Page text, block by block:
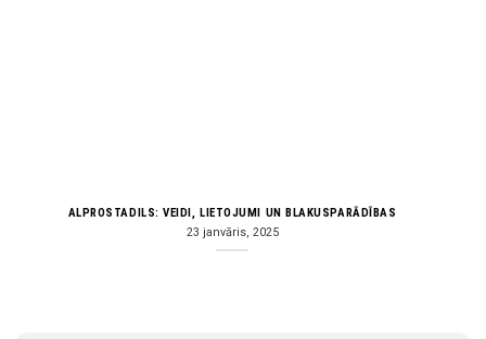
ALPROSTADILS: VEIDI, LIETOJUMI UN BLAKUSPARĀDĪBAS
23 janvāris, 2025